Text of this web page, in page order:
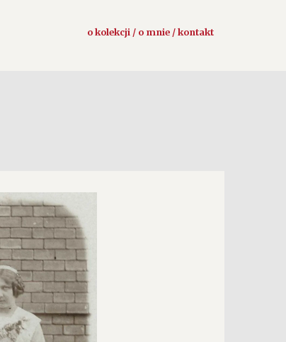
o kolekcji / o mnie / kontakt